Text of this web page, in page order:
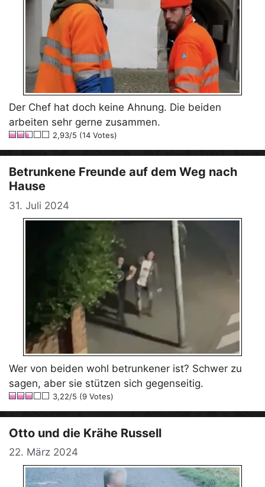
Der Chef hat doch keine Ahnung. Die beiden
arbeiten sehr gerne zusammen.
2,93/5 (14 Votes)
Betrunkene Freunde auf dem Weg nach
Hause
31. Juli 2024
Wer von beiden wohl betrunkener ist? Schwer zu
sagen, aber sie stützen sich gegenseitig.
3,22/5 (9 Votes)
Otto und die Krähe Russell
22. März 2024